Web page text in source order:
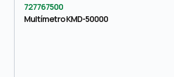
727767500
Multímetro KMD-50000